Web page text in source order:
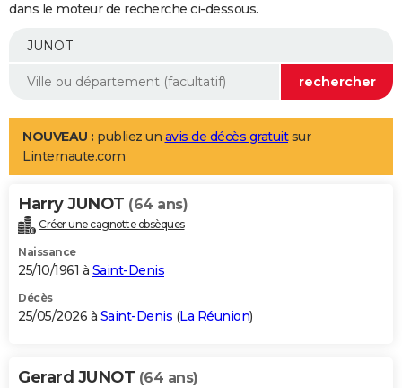
Essais
Réserver un essai
Citadines
Berlines
SUV
Forum auto
+
Mobiles
Meilleur smartphone
Internet
Ordinateurs
Jeux vidéo
Guide high-tech
Aménagement intérieur
LIFESTYLE
Art de vivre
Bien-être
Loisirs
Mode
Modes de vie
Alimentation
Guide de la santé
Maladies
Médicaments
Sommeil
VOYAGE
Destinations
City break
Voyage nature
Voyage de noces
Forum
Climat
+PHOTO
GUIDES D'ACHAT
BONS PLANS
Carte de Noël
Carte Bonne année
Carte Saint-Valentin
Carte Pâques
Carte d'anniversaire
dans le moteur de recherche ci-dessous.
NOUVEAU : publiez un avis de décès gratuitsur
Linternaute.com
Harry JUNOT (64 ans)
Créer une cagnotte obsèques
Naissance
25/10/1961 à Saint-Denis
Décès
25/05/2026 à Saint-Denis (La Réunion)
Gerard JUNOT (64 ans)